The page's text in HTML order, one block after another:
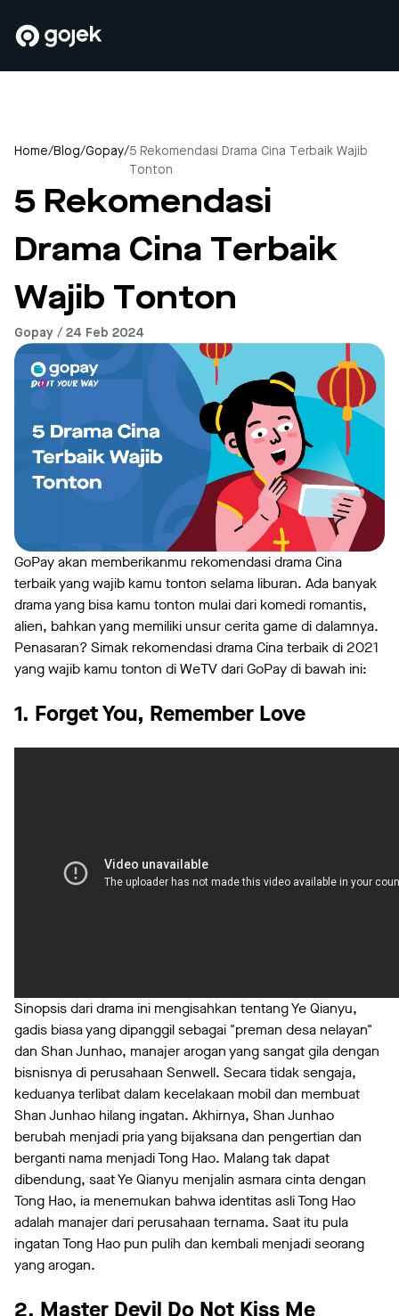
Home/Blog/Gopay/5 Rekomendasi Drama Cina Terbaik Wajib
Tonton
5 Rekomendasi
Drama Cina Terbaik
Wajib Tonton
Gopay / 24 Feb 2024
GoPay akan memberikanmu rekomendasi drama Cina
terbaik yang wajib kamu tonton selama liburan. Ada banyak
drama yang bisa kamu tonton mulai dari komedi romantis,
alien, bahkan yang memiliki unsur cerita game di dalamnya.
Penasaran? Simak rekomendasi drama Cina terbaik di 2021
yang wajib kamu tonton di WeTV dari GoPay di bawah ini:
1. Forget You, Remember Love
Sinopsis dari drama ini mengisahkan tentang Ye Qianyu,
gadis biasa yang dipanggil sebagai "preman desa nelayan"
dan Shan Junhao, manajer arogan yang sangat gila dengan
bisnisnya di perusahaan Senwell. Secara tidak sengaja,
keduanya terlibat dalam kecelakaan mobil dan membuat
Shan Junhao hilang ingatan. Akhirnya, Shan Junhao
berubah menjadi pria yang bijaksana dan pengertian dan
berganti nama menjadi Tong Hao. Malang tak dapat
dibendung, saat Ye Qianyu menjalin asmara cinta dengan
Tong Hao, ia menemukan bahwa identitas asli Tong Hao
adalah manajer dari perusahaan ternama. Saat itu pula
ingatan Tong Hao pun pulih dan kembali menjadi seorang
yang arogan.
2. Master Devil Do Not Kiss Me